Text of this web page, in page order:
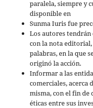
paralela, siempre y
disponible en
Sunma Iuris fue
Los autores tendrán
con la nota
palabras, en la que
originó la acción.
Informar a las
comerciales, acerca
misma, con el fin de
éticas entre sus